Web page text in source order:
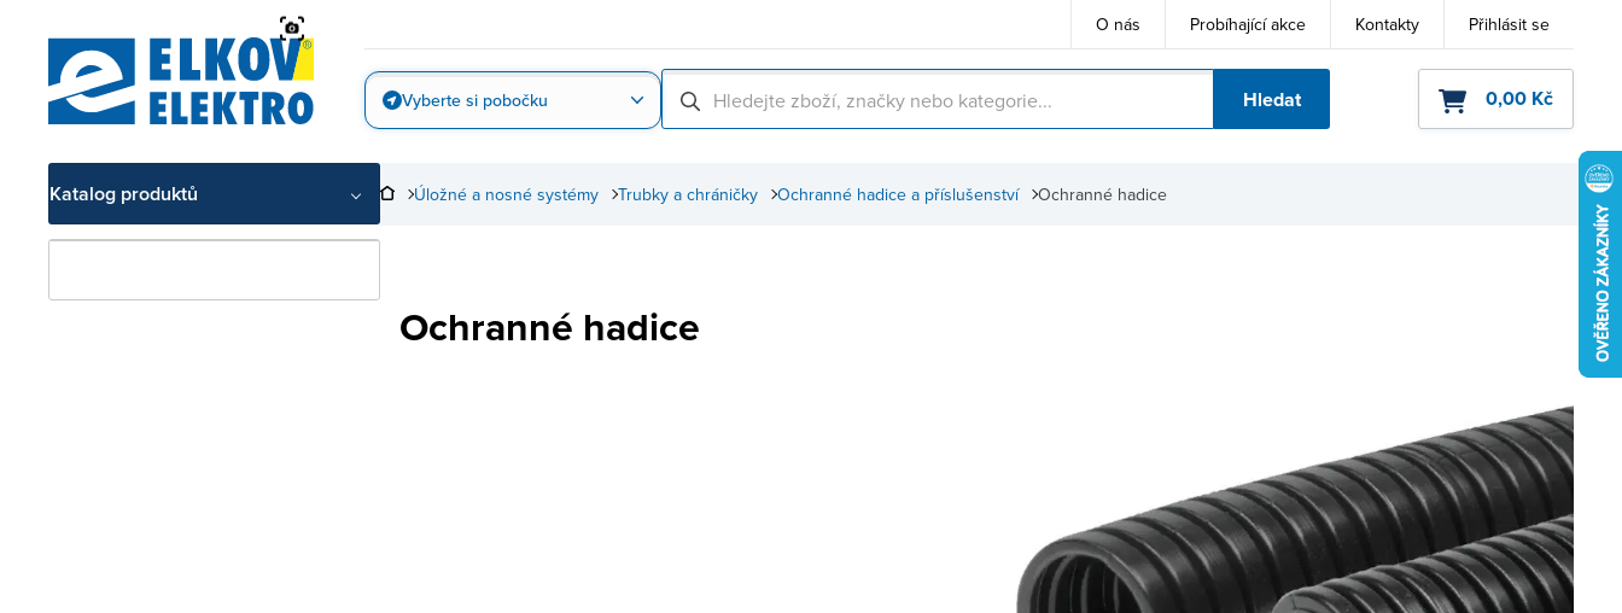
O nás Probíhající akce Kontakty Přihlásit se
Vyberte si pobočku Hledat 0,00 Kč
Katalog produktů Ochranné hadice
Ochranné hadice a příslušenství
Trubky a chráničky
Úložné a nosné systémy
Ochranné hadice